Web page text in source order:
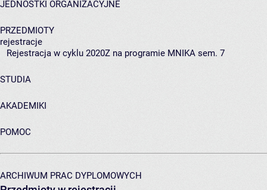
JEDNOSTKI ORGANIZACYJNE
PRZEDMIOTY
rejestracje
Rejestracja w cyklu 2020Z na programie MNIKA sem. 7
STUDIA
AKADEMIKI
POMOC
ARCHIWUM PRAC DYPLOMOWYCH